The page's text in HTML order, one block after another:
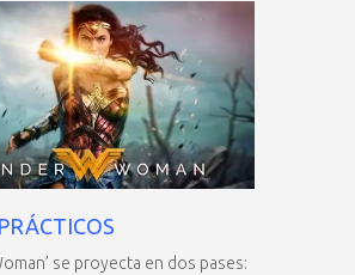
se proyecta en dos pases: